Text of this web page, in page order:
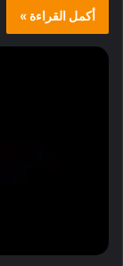
أكمل القراءة »